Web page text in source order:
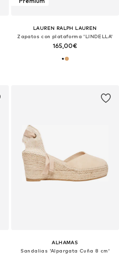
LAUREN RALPH LAUREN
Zapatos con plataforma 'LINDELLA'
165,00€
ALHAMAS
Sandalias 'Alpargata Cuña 8 cm'